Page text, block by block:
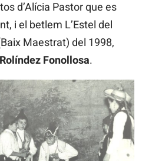
d’Alícia Pastor que es
i el betlem L’Estel del
Maestrat) del 1998,
Fonollosa.